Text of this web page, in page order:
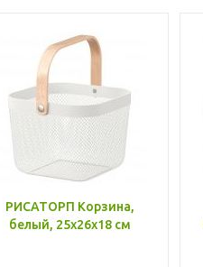
РИСАТОРП Корзина,
белый, 25x26x18 см